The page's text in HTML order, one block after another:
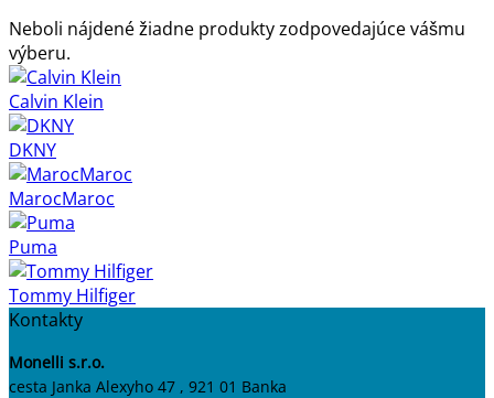
bola:
je:
Neboli nájdené žiadne produkty zodpovedajúce vášmu
výberu.
Calvin Klein
DKNY
MarocMaroc
Puma
Tommy Hilfiger
Kontakty
Monelli s.r.o.
cesta Janka Alexyho 47 , 921 01 Banka